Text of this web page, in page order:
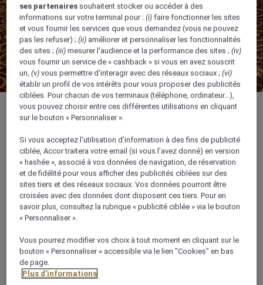
286 - 610 m²
Idéale pour les grands événements et
conférences
Accès pour les véhicules
Éclairage personnalisable
ses partenaires souhaitent stocker ou accéder à des
informations sur votre terminal pour :(i) faire fonctionner les sites
et vous fournir les services que vous demandez (vous ne pouvez
pas les refuser) ;(ii) améliorer et personnaliser les fonctionnalités
des sites ;(iii) mesurer l'audience et la performance des sites ;(iv)
vous fournir un service de « cashback » si vous en avez souscrit
un,(v) vous permettre d'interagir avec des réseaux sociaux ;(vi)
établir un profil de vos intérêts pour vous proposer des publicités
ciblées. Pour chacun de vos terminaux (téléphone, ordinateur…),
vous pouvez choisir entre ces différentes utilisations en cliquant
sur le bouton « Personnaliser ».
Si vous acceptez l’utilisation d’information à des fins de publicité
ciblée, Accor traitera votre email (si vous l’avez donné) en version
« hashée », associé à vos données de navigation, de réservation
et de fidélité pour vous afficher des publicités ciblées sur des
sites tiers et des réseaux sociaux. Vos données pourront être
croisées avec des données dont disposent ces tiers. Pour en
savoir plus, consultez la rubrique « publicité ciblée » via le bouton
« Personnaliser ».
Vous pourrez modifier vos choix à tout moment en cliquant sur le
bouton « Personnaliser » accessible via le lien "Cookies" en bas
de page.
Plus d'informations